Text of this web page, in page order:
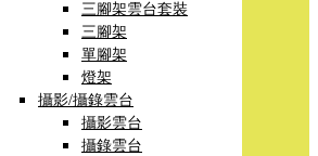
三腳架雲台套裝
三腳架
單腳架
燈架
攝影/攝錄雲台
攝影雲台
攝錄雲台